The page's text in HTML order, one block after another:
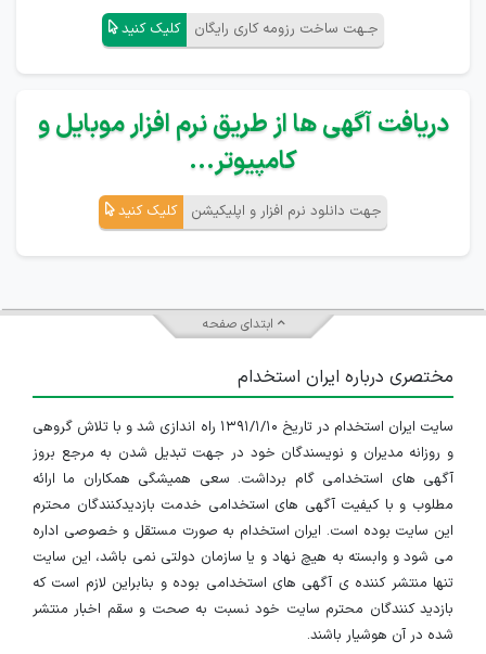
جـهت ساخت رزومه کاری رایگان کلیک کنید
دریافت آگهی ها از طریق نرم افزار موبایل و
کامپیوتر...
جهت دانلود نرم افزار و اپلیکیشن کلیک کنید
ابتدای صفحه
مختصری درباره ایران استخدام
سایت ایران استخدام در تاریخ ۱۳۹۱/۱/۱۰ راه اندازی شد و با تلاش گروهی
و روزانه مدیران و نویسندگان خود در جهت تبدیل شدن به مرجع بروز
آگهی های استخدامی گام برداشت. سعی همیشگی همکاران ما ارائه
مطلوب و با کیفیت آگهی های استخدامی خدمت بازدیدکنندگان محترم
این سایت بوده است. ایران استخدام به صورت مستقل و خصوصی اداره
می شود و وابسته به هیچ نهاد و یا سازمان دولتی نمی باشد، این سایت
تنها منتشر کننده ی آگهی های استخدامی بوده و بنابراین لازم است که
بازدید کنندگان محترم سایت خود نسبت به صحت و سقم اخبار منتشر
شده در آن هوشیار باشند.